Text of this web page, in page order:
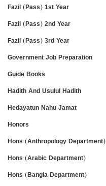
Fazil (Pass) 1st Year
Fazil (Pass) 2nd Year
Fazil (Pass) 3rd Year
Government Job Preparation
Guide Books
Hadith And Usulul Hadith
Hedayatun Nahu Jamat
Honors
Hons (Anthropology Department)
Hons (Arabic Department)
Hons (Bangla Department)